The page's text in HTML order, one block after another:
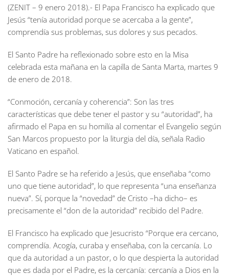
(ZENIT – 9 enero 2018).- El Papa Francisco ha explicado que
Jesús “tenía autoridad porque se acercaba a la gente”,
comprendía sus problemas, sus dolores y sus pecados.
El Santo Padre ha reflexionado sobre esto en la Misa
celebrada esta mañana en la capilla de Santa Marta, martes 9
de enero de 2018.
“Conmoción, cercanía y coherencia”: Son las tres
características que debe tener el pastor y su “autoridad”, ha
afirmado el Papa en su homilía al comentar el Evangelio según
San Marcos propuesto por la liturgia del día, señala Radio
Vaticano en español.
El Santo Padre se ha referido a Jesús, que enseñaba “como
uno que tiene autoridad”, lo que representa “una enseñanza
nueva”. Sí, porque la “novedad” de Cristo –ha dicho– es
precisamente el “don de la autoridad” recibido del Padre.
El Francisco ha explicado que Jesucristo “Porque era cercano,
comprendía. Acogía, curaba y enseñaba, con la cercanía. Lo
que da autoridad a un pastor, o lo que despierta la autoridad
que es dada por el Padre, es la cercanía: cercanía a Dios en la